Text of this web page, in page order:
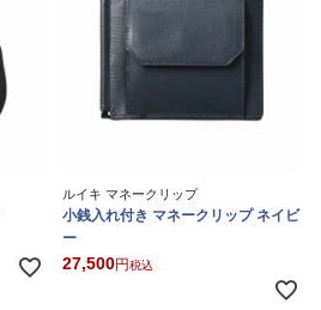
ルイキ マネークリップ
小銭入れ付き マネークリップ ネイビ
ー
27,500 税込